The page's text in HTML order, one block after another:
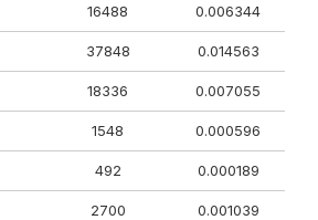
16488 0.006344
37848 0.014563
18336 0.007055
1548 0.000596
492 0.000189
2700 0.001039